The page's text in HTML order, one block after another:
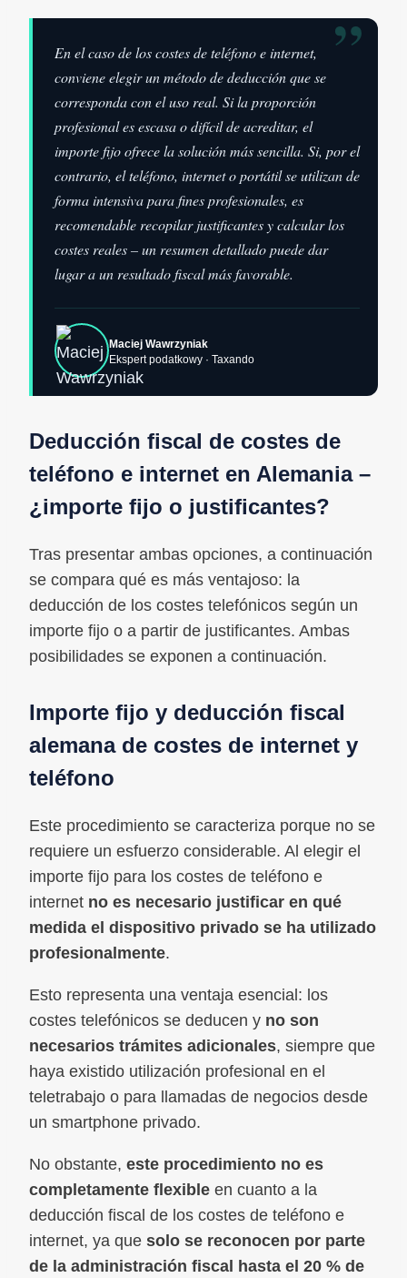
”
En el caso de los costes de teléfono e internet,
conviene elegir un método de deducción que se
corresponda con el uso real. Si la proporción
profesional es escasa o difícil de acreditar, el
importe fijo ofrece la solución más sencilla. Si, por el
contrario, el teléfono, internet o portátil se utilizan de
forma intensiva para fines profesionales, es
recomendable recopilar justificantes y calcular los
costes reales – un resumen detallado puede dar
lugar a un resultado fiscal más favorable.
Maciej Wawrzyniak
Ekspert podatkowy · Taxando
Deducción fiscal de costes de
teléfono e internet en Alemania –
¿importe fijo o justificantes?
Tras presentar ambas opciones, a continuación
se compara qué es más ventajoso: la
deducción de los costes telefónicos según un
importe fijo o a partir de justificantes. Ambas
posibilidades se exponen a continuación.
Importe fijo y deducción fiscal
alemana de costes de internet y
teléfono
Este procedimiento se caracteriza porque no se
requiere un esfuerzo considerable. Al elegir el
importe fijo para los costes de teléfono e
internet no es necesario justificar en qué
medida el dispositivo privado se ha utilizado
profesionalmente.
Esto representa una ventaja esencial: los
costes telefónicos se deducen y no son
necesarios trámites adicionales, siempre que
haya existido utilización profesional en el
teletrabajo o para llamadas de negocios desde
un smartphone privado.
No obstante, este procedimiento no es
completamente flexible en cuanto a la
deducción fiscal de los costes de teléfono e
internet, ya que solo se reconocen por parte
de la administración fiscal hasta el 20 % de